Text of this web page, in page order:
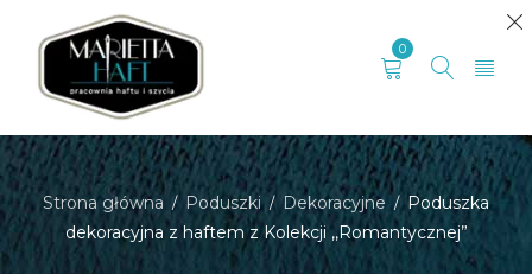
0
Strona główna / Poduszki / Dekoracyjne / Poduszka
dekoracyjna z haftem z Kolekcji ,,Romantycznej”